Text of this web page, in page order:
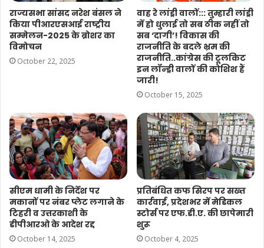
राज्यसभा सांसद नरेश बंसल ने
किया पीआरएसआई राष्ट्रीय
सम्मेलन-2025 के ब्रोशर का
विमोचन
October 22, 2025
वाह रे लांड्री वालों::: तुम्हारी लांड्री
में हो धुलाई तो सब ठीक नहीं तो
सब ‘दागी’! विकास की
राजनीति के बदले भ्रम की
राजनीति..कांग्रेस की टूलकिट
इन लॉन्ड्री वालों की कोशिश हैं
जारी!
October 15, 2025
सीएम धामी के निर्देश पर
मकानों पर नंबर प्लेट लगाने के
टिहरी व उत्तरकाशी के
डीपीआरओ के आदेश रद्द
October 14, 2025
प्रतिबंधित कफ सिरप पर सख्त
कार्रवाई, प्रदेशभर में मेडिकल
स्टोर्स पर एफ.डी.ए. की छापेमारी
शुरू
October 4, 2025